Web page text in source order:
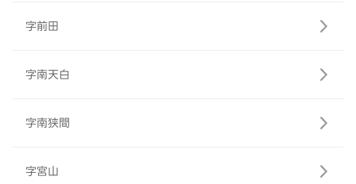
字前田
字南天白
字南狭間
字宮山